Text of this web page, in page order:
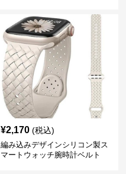
¥2,170 (税込)
編み込みデザインシリコン製ス
マートウォッチ腕時計ベルト